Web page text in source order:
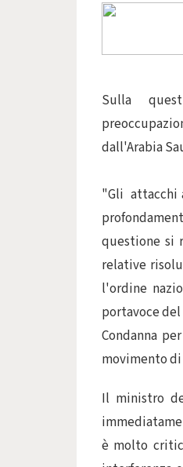
Sulla
dall'Arabia
"Gli attacchi
questione si
relative
l'ordine
portavoce
Condanna
movimento
Il ministro
è molto